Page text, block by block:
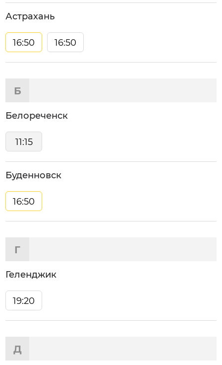
Астрахань
16:50 16:50
Б
Белореченск
11:15
Буденновск
16:50
Г
Геленджик
19:20
Д